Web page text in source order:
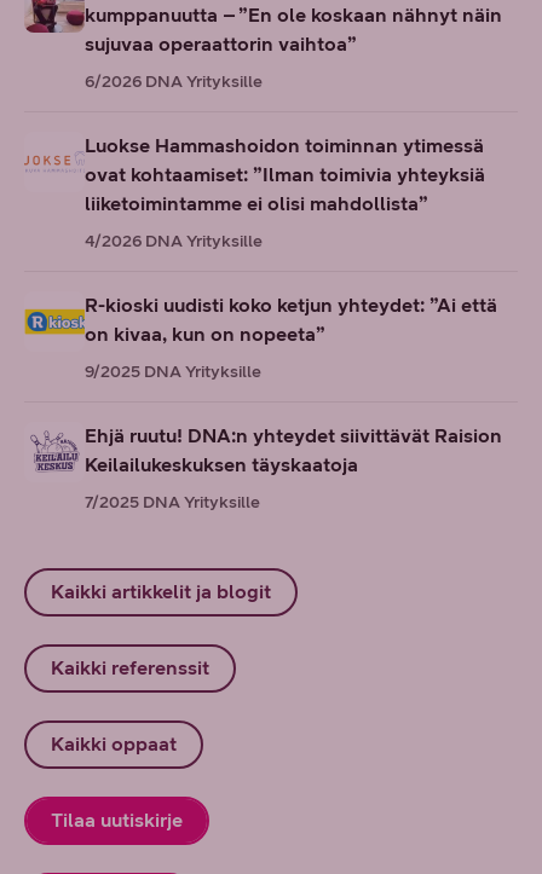
kumppanuutta – ”En ole koskaan nähnyt näin
sujuvaa operaattorin vaihtoa”
6/2026 DNA Yrityksille
Luokse Hammashoidon toiminnan ytimessä
ovat kohtaamiset: ”Ilman toimivia yhteyksiä
liiketoimintamme ei olisi mahdollista”
4/2026 DNA Yrityksille
R-kioski uudisti koko ketjun yhteydet: ”Ai että
on kivaa, kun on nopeeta”
9/2025 DNA Yrityksille
Ehjä ruutu! DNA:n yhteydet siivittävät Raision
Keilailukeskuksen täyskaatoja
7/2025 DNA Yrityksille
Kaikki artikkelit ja blogit
Kaikki referenssit
Kaikki oppaat
Tilaa uutiskirje